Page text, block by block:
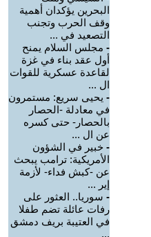
البحرين يؤكدان أهمية
وقف الحرب وتجنب
التصعيد في ...
- مجلس السلام يمنح
أول عقد بناء في غزة
لقاعدة عسكرية للقوات
ال ...
- يحيى سريع: مستمرون
في معادلة -الحصار
بالحصار- حتى كسره
عن ال ...
- خبير في الشؤون
الأمريكية: ترامب يبحث
عن -كبش فداء- لأزمة
إير ...
- سوريا.. العثور على
رفات عائلة تضم طفلا
في العتيبة بريف دمشق
...